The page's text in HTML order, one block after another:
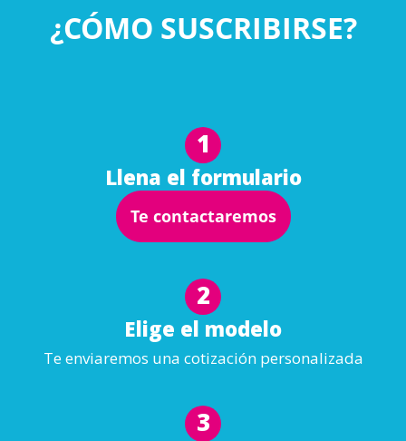
¿CÓMO SUSCRIBIRSE?
1
Llena el formulario
Te contactaremos
2
Elige el modelo
Te enviaremos una cotización personalizada
3